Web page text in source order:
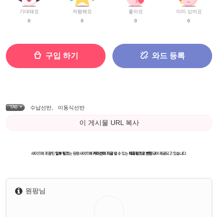
기대돼요
0
저렴해요
0
좋아요
0
이미 샀어요
0
구입 하기 와드 등록
TAG • 수납선반 이동식선반
이 게시물 URL 복사
원팡님